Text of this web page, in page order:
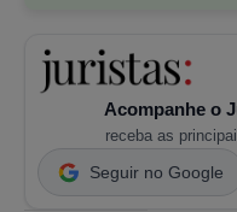
Acompanhe o
receba as
Seguir no Google